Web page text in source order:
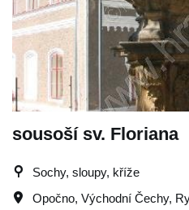
sousoší sv. Floriana
Sochy, sloupy, kříže
Opočno, Východní Čechy,